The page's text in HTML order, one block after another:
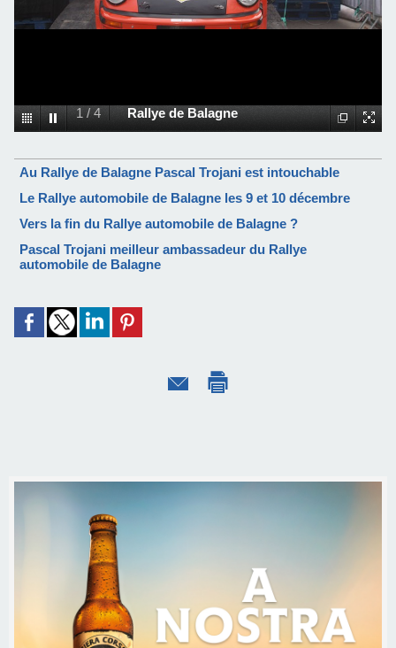
1 /4 Rallye de Balagne
Au Rallye de Balagne Pascal Trojani est intouchable
Le Rallye automobile de Balagne les 9 et 10 décembre
Vers la fin du Rallye automobile de Balagne ?
Pascal Trojani meilleur ambassadeur du Rallye
automobile de Balagne